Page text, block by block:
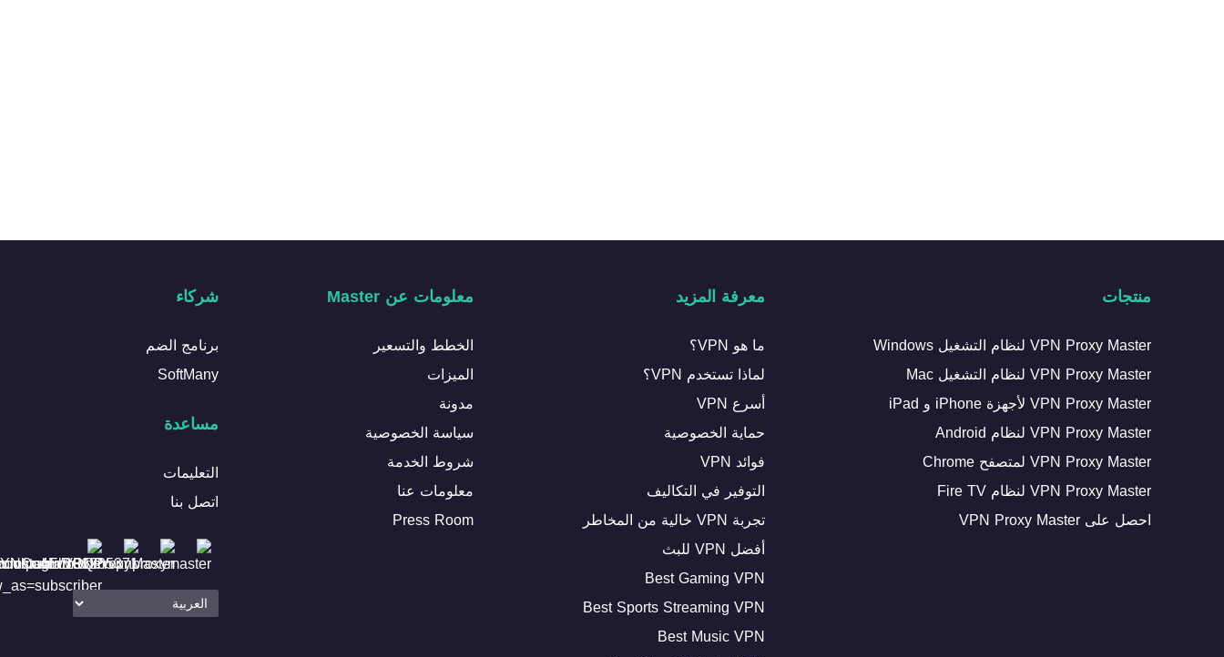
منتجات
VPN Proxy Master لنظام التشغيل Windows
VPN Proxy Master لنظام التشغيل Mac
VPN Proxy Master لأجهزة iPhone و iPad
VPN Proxy Master لنظام Android
VPN Proxy Master لمتصفح Chrome
VPN Proxy Master لنظام Fire TV
احصل على VPN Proxy Master
معرفة المزيد
ما هو VPN؟
لماذا تستخدم VPN؟
أسرع VPN
حماية الخصوصية
فوائد VPN
التوفير في التكاليف
تجربة VPN خالية من المخاطر
أفضل VPN للبث
Best Gaming VPN
Best Sports Streaming VPN
Best Music VPN
معلومات عن Master
الخطط والتسعير
الميزات
مدونة
سياسة الخصوصية
شروط الخدمة
معلومات عنا
Press Room
شركاء
برنامج الضم
SoftMany
مساعدة
التعليمات
اتصل بنا